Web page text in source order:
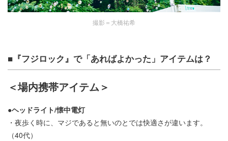
撮影＝大橋祐希
■『フジロック』で「あればよかった」アイテムは？
＜場内携帯アイテム＞
●ヘッドライト/懐中電灯
・夜歩く時に、マジであると無いのとでは快適さが違います。
（40代）